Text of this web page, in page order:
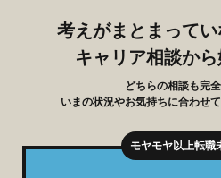
考えがまとまって
キャリア相談か
どちらの相談も完全
いまの状況やお気持ちに合わせ